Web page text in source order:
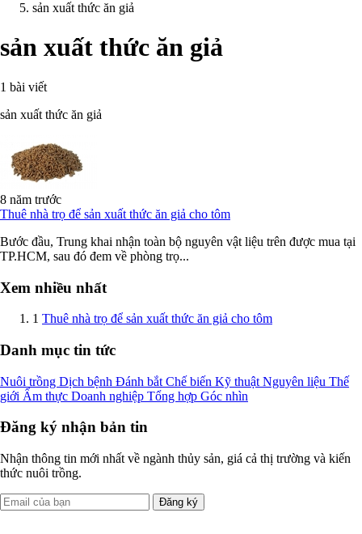
sản xuất thức ăn giả
sản xuất thức ăn giả
1 bài viết
sản xuất thức ăn giả
8 năm trước
Thuê nhà trọ để sản xuất thức ăn giả cho tôm
Bước đầu, Trung khai nhận toàn bộ nguyên vật liệu trên được mua tại
TP.HCM, sau đó đem về phòng trọ...
Xem nhiều nhất
1 Thuê nhà trọ để sản xuất thức ăn giả cho tôm
Danh mục tin tức
Nuôi trồng Dịch bệnh Đánh bắt Chế biến Kỹ thuật Nguyên liệu Thế
giới Ẩm thực Doanh nghiệp Tổng hợp Góc nhìn
Đăng ký nhận bản tin
Nhận thông tin mới nhất về ngành thủy sản, giá cả thị trường và kiến
thức nuôi trồng.
Đăng ký